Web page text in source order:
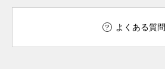
よくある質問